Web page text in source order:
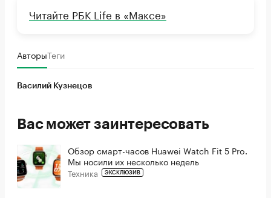
Читайте РБК Life в «Максе»
АвторыТеги
Василий Кузнецов
Вас может заинтересовать
Обзор смарт-часов Huawei Watch Fit 5 Pro.
Мы носили их несколько недель
Техника ЭКСКЛЮЗИВ